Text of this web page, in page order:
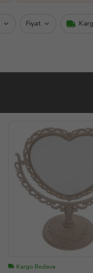
Fiyat
Kargo Bedava